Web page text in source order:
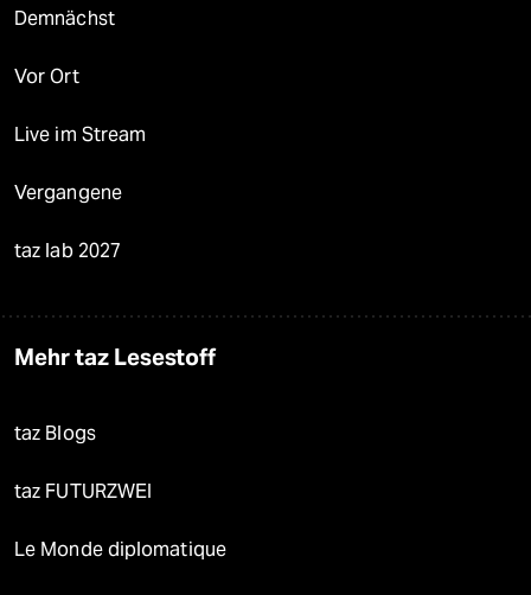
Demnächst
Vor Ort
Live im Stream
Vergangene
taz lab 2027
Mehr taz Lesestoff
taz Blogs
taz FUTURZWEI
Le Monde diplomatique